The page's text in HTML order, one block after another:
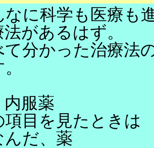
なに科学も医療も
があるはず。
て分かった治療法
内服薬
項目を見たときは
んだ、薬